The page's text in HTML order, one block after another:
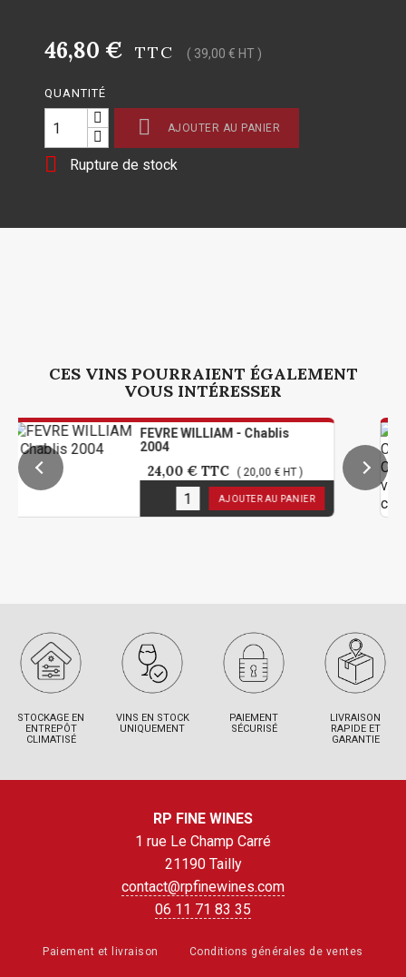
46,80 € TTC ( 39,00 € HT )
QUANTITÉ
 AJOUTER AU PANIER
 Rupture de stock
CES VINS POURRAIENT ÉGALEMENT
VOUS INTÉRESSER
FEVRE WILLIAM - Chablis
2004
24,00 € ( 20,00 € HT )
AJOUTER AU PANIER
STOCKAGE EN
ENTREPÔT
CLIMATISÉ
VINS EN STOCK
UNIQUEMENT
PAIEMENT
SÉCURISÉ
LIVRAISON
RAPIDE ET
GARANTIE
RP FINE WINES
1 rue Le Champ Carré
21190 Tailly
contact@rpfinewines.com
06 11 71 83 35
Paiement et livraison Conditions générales de ventes